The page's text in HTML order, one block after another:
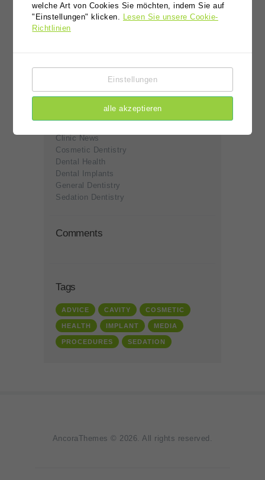
libero viverra nullam, dictum justo, purus
ultricies justo. Sint eget volutpat magna
tincidunt, tincidunt nunc tincidunt felis, massa
Kategorien
Clinic News
Cosmetic Dentistry
Dental Health
Dental Implants
General Dentistry
Sedation Dentistry
Comments
Tags
ADVICE CAVITY COSMETIC
HEALTH IMPLANT MEDIA
PROCEDURES SEDATION
AncoraThemes © 2026. All rights reserved.
welche Art von Cookies Sie möchten, indem Sie auf
"Einstellungen" klicken. Lesen Sie unsere Cookie-
Richtlinien
Einstellungen
alle akzeptieren